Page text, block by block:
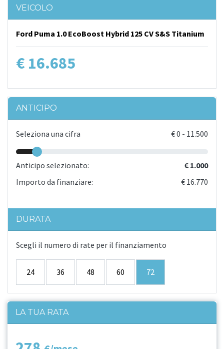
VEICOLO
Ford Puma 1.0 EcoBoost Hybrid 125 CV S&S Titanium
€ 16.685
ANTICIPO
Seleziona una cifra €0 - 11.500
Anticipo selezionato:
€ 1.000
Importo da finanziare:
€ 16.770
DURATA
Scegli il numero di rate per il finanziamento
24 36 48 60 72
LA TUA RATA